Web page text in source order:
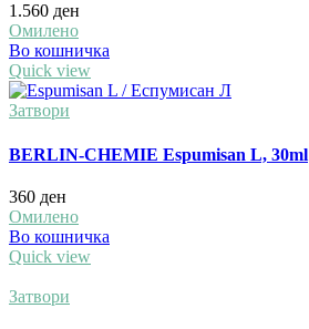
1.560 ден
Омилено
Во кошничка
Quick view
Затвори
BERLIN-CHEMIE Espumisan L, 30ml
360 ден
Омилено
Во кошничка
Quick view
Затвори